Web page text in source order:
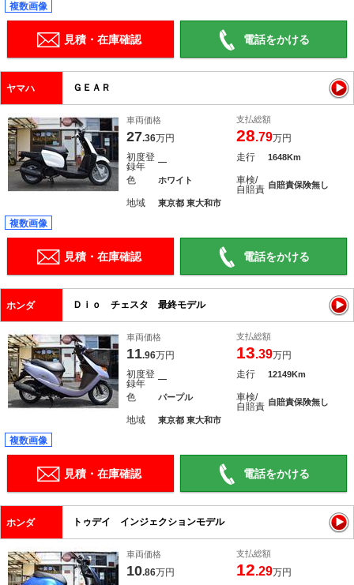
複数画像
見積・在庫確認 電話をかける
ヤマハ ＧＥＡＲ
車両価格
27.36万円
支払総額
28.79万円
初度登
録年
― 走行 1648Km
色 ホワイト
車検/
自賠責 自賠責保険無し
地域 東京都 東大和市
複数画像
見積・在庫確認 電話をかける
ホンダ Ｄｉｏ チェスタ 最終モデル
車両価格
11.96万円
支払総額
13.39万円
初度登
録年
― 走行 12149Km
色 パープル
車検/
自賠責 自賠責保険無し
地域 東京都 東大和市
複数画像
見積・在庫確認 電話をかける
ホンダ トゥデイ インジェクションモデル
車両価格
10.86万円
支払総額
12.29万円